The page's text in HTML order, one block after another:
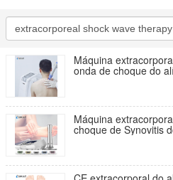
Máquina
onda de choque do
Máquina
choque de Synovitis